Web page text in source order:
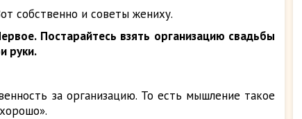
собственно и советы жениху.
Постарайтесь взять организацию свадьбы
руки.
за организацию. То есть мышление такое